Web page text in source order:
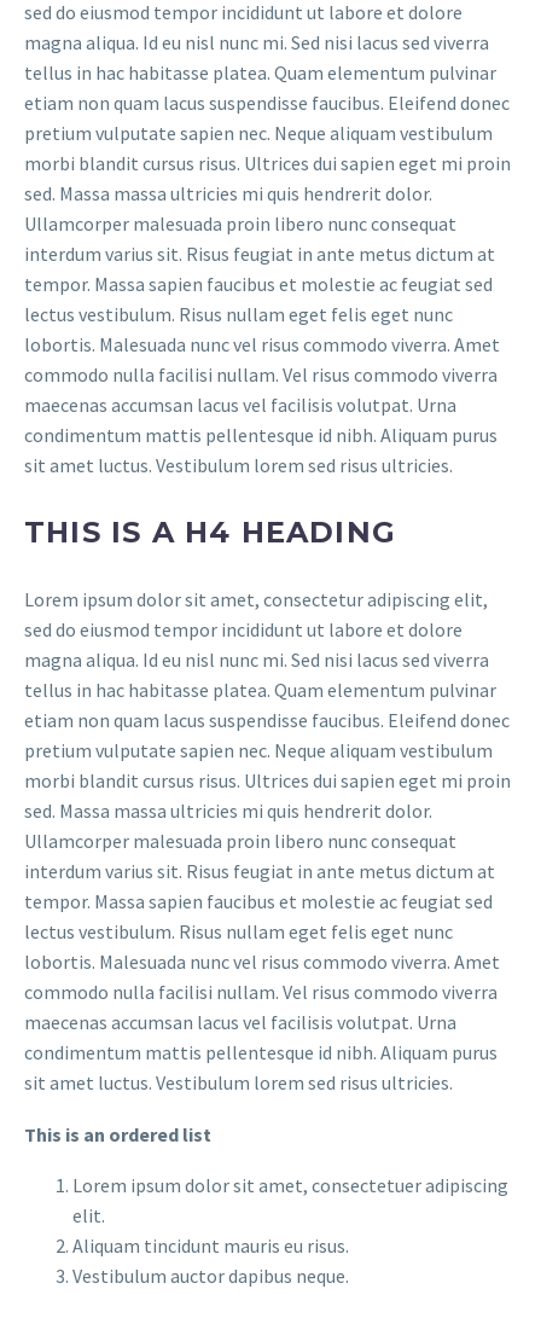
sed do eiusmod tempor incididunt ut labore et dolore
magna aliqua. Id eu nisl nunc mi. Sed nisi lacus sed viverra
tellus in hac habitasse platea. Quam elementum pulvinar
etiam non quam lacus suspendisse faucibus. Eleifend donec
pretium vulputate sapien nec. Neque aliquam vestibulum
morbi blandit cursus risus. Ultrices dui sapien eget mi proin
sed. Massa massa ultricies mi quis hendrerit dolor.
Ullamcorper malesuada proin libero nunc consequat
interdum varius sit. Risus feugiat in ante metus dictum at
tempor. Massa sapien faucibus et molestie ac feugiat sed
lectus vestibulum. Risus nullam eget felis eget nunc
lobortis. Malesuada nunc vel risus commodo viverra. Amet
commodo nulla facilisi nullam. Vel risus commodo viverra
maecenas accumsan lacus vel facilisis volutpat. Urna
condimentum mattis pellentesque id nibh. Aliquam purus
sit amet luctus. Vestibulum lorem sed risus ultricies.
THIS IS A H4 HEADING
Lorem ipsum dolor sit amet, consectetur adipiscing elit,
sed do eiusmod tempor incididunt ut labore et dolore
magna aliqua. Id eu nisl nunc mi. Sed nisi lacus sed viverra
tellus in hac habitasse platea. Quam elementum pulvinar
etiam non quam lacus suspendisse faucibus. Eleifend donec
pretium vulputate sapien nec. Neque aliquam vestibulum
morbi blandit cursus risus. Ultrices dui sapien eget mi proin
sed. Massa massa ultricies mi quis hendrerit dolor.
Ullamcorper malesuada proin libero nunc consequat
interdum varius sit. Risus feugiat in ante metus dictum at
tempor. Massa sapien faucibus et molestie ac feugiat sed
lectus vestibulum. Risus nullam eget felis eget nunc
lobortis. Malesuada nunc vel risus commodo viverra. Amet
commodo nulla facilisi nullam. Vel risus commodo viverra
maecenas accumsan lacus vel facilisis volutpat. Urna
condimentum mattis pellentesque id nibh. Aliquam purus
sit amet luctus. Vestibulum lorem sed risus ultricies.
This is an ordered list
Lorem ipsum dolor sit amet, consectetuer adipiscing
elit.
Aliquam tincidunt mauris eu risus.
Vestibulum auctor dapibus neque.